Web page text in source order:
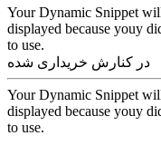
Your Dynamic Snippet
displayed because youy
to use.
در کنارش خریداری شده
Your Dynamic Snippet
displayed because youy
to use.